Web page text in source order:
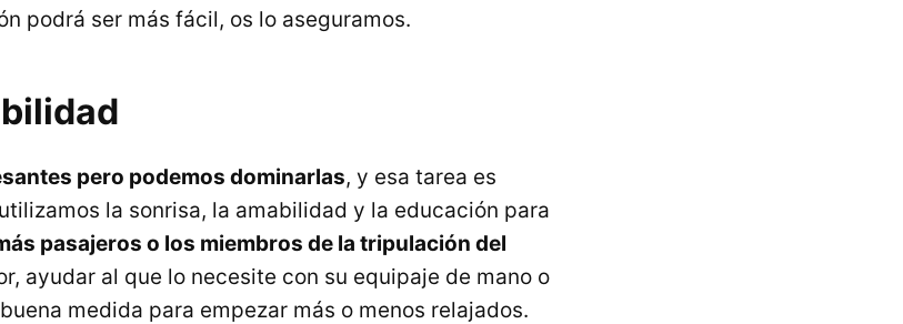
podrá ser más fácil, os lo aseguramos.
pero podemos dominarlas, y esa tarea es
la sonrisa, la amabilidad y la educación para
pasajeros o los miembros de la tripulación del
ayudar al que lo necesite con su equipaje de mano o
medida para empezar más o menos relajados.